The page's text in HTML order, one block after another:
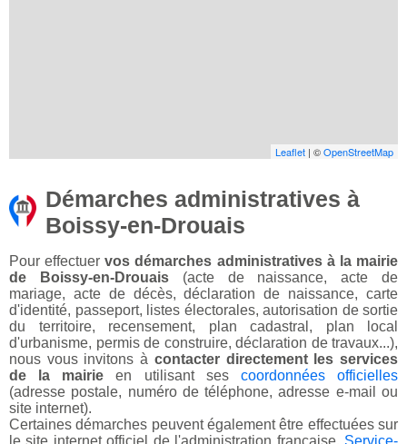
Leaflet | ©OpenStreetMap
Démarches administratives à
Boissy-en-Drouais
Pour effectuervos démarches administratives à la mairie
de Boissy-en-Drouais(acte de naissance, acte de
mariage, acte de décès, déclaration de naissance, carte
d'identité, passeport, listes électorales, autorisation de sortie
du territoire, recensement, plan cadastral, plan local
d'urbanisme, permis de construire, déclaration de travaux...),
nous vous invitons à contacter directement les services
de la mairie en utilisant ses coordonnées officielles
(adresse postale, numéro de téléphone, adresse e-mail ou
site internet).
Certaines démarches peuvent également être effectuées sur
le site internet officiel de l'administration française, Service-